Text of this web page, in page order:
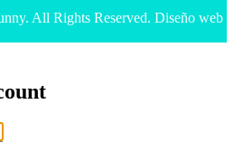
All Rights Reserved. Diseño web